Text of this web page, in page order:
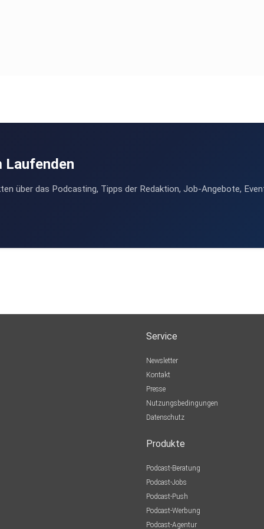
Laufenden
über das Podcasting, Tipps der Redaktion, Job-Angebote,
Service
Newsletter
Kontakt
Presse
Nutzungsbedingungen
Datenschutz
Produkte
Podcast-Beratung
Podcast-Jobs
Podcast-Push
Podcast-Werbung
Podcast-Agentur